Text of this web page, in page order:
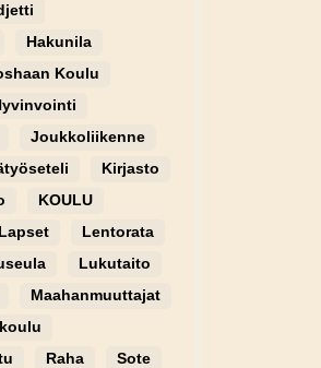
Hakunila
Koulu
Joukkoliikenne
Kirjasto
KOULU
Lapset
Lentorata
Lukutaito
Maahanmuuttajat
Raha
Sote